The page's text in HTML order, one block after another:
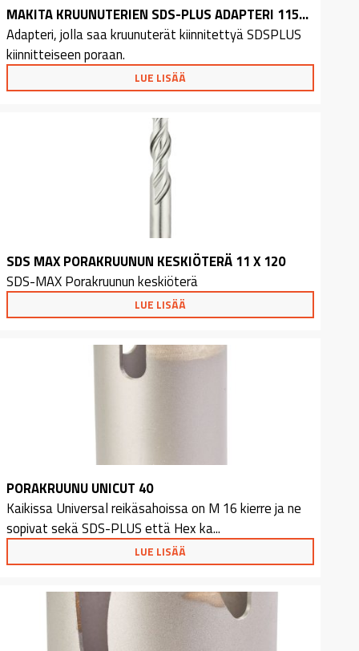
MAKITA KRUUNUTERIEN SDS-PLUS ADAPTERI 115MM
Adapteri, jolla saa kruunuterät kiinnitettyä SDSPLUS
kiinnitteiseen poraan.
LUE LISÄÄ
SDS MAX PORAKRUUNUN KESKIÖTERÄ 11 X 120
SDS-MAX Porakruunun keskiöterä
LUE LISÄÄ
PORAKRUUNU UNICUT 40
Kaikissa Universal reikäsahoissa on M 16 kierre ja ne
sopivat sekä SDS-PLUS että Hex ka...
LUE LISÄÄ